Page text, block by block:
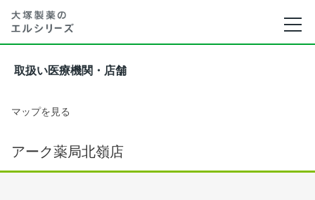
取扱い医療機関・店舗
マップを見る
アーク薬局北嶺店